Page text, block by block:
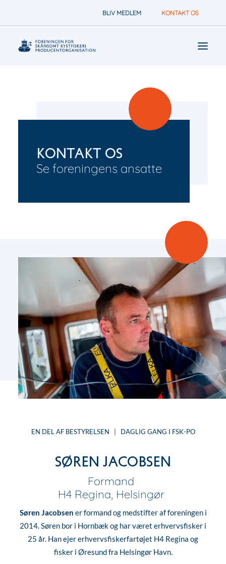
BLIV MEDLEM KONTAKT OS
Kontakt os
Se foreningens ansatte
EN DEL AF BESTYRELSEN | DAGLIG GANG I FSK-PO
Søren Jacobsen
Formand
H4 Regina, Helsingør
Søren Jacobsen er formand og medstifter af foreningen i
2014. Søren bor i Hornbæk og har været erhvervsfisker i
25 år. Han ejer erhvervsfiskerfartøjet H4 Regina og
fisker i Øresund fra Helsingør Havn.